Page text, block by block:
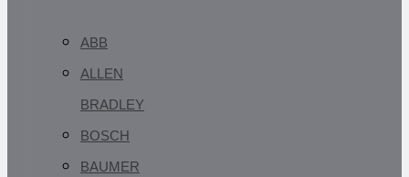
ABB
ALLEN
BRADLEY
BOSCH
BAUMER